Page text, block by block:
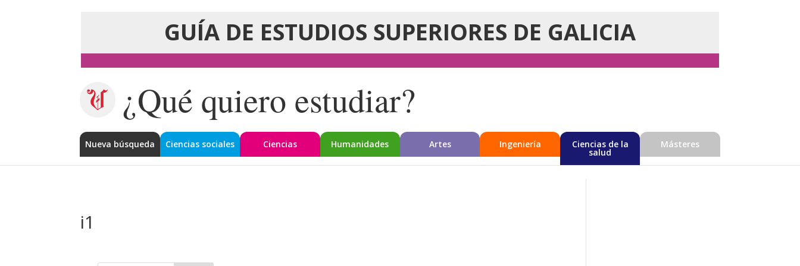
GUÍA DE ESTUDIOS SUPERIORES DE GALICIA
¿Qué quiero estudiar?
Nueva búsqueda Ciencias sociales Ciencias Humanidades Artes Ingeniería Ciencias de la
salud
Másteres
i1